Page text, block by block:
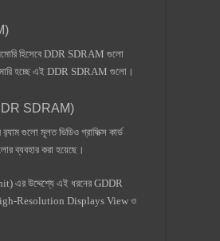
হিসেবে DDR SDRAM গুলো
হচ্ছে এই DDR SDRAM গুলো।
SDRAM)
গুলো মূলত ভিডিও গ্রাফিক্স কার্ড
ব্যবহার করা হয়েছে।
এর উদ্দেশ্যে এই ধরনের GDDR
Resolution Displays View ও